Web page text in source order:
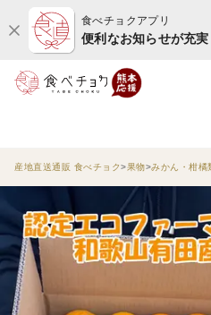
食べチョクアプリ
便利なお知らせが充実
産地直送通販 食べチョク 果物 みかん・柑橘